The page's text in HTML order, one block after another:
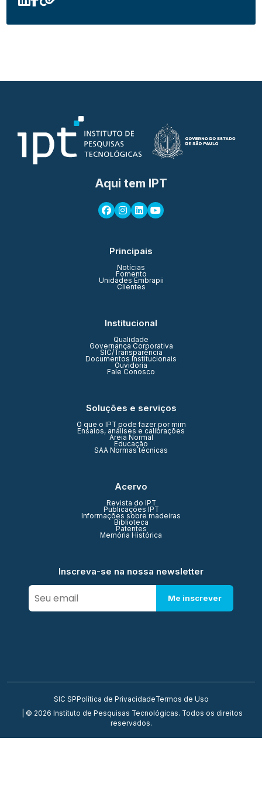
Aqui tem IPT
Principais
Notícias
Fomento
Unidades Embrapii
Clientes
Institucional
Qualidade
Governança Corporativa
SIC/Transparência
Documentos Institucionais
Ouvidoria
Fale Conosco
Soluções e serviços
O que o IPT pode fazer por mim
Ensaios, análises e calibrações
Areia Normal
Educação
SAA Normas técnicas
Acervo
Revista do IPT
Publicações IPT
Informações sobre madeiras
Biblioteca
Patentes
Memória Histórica
Inscreva-se na nossa newsletter
Me inscrever
SIC SP Política de PrivacidadeTermos de Uso
| © 2026 Instituto de Pesquisas Tecnológicas. Todos os direitos
reservados.